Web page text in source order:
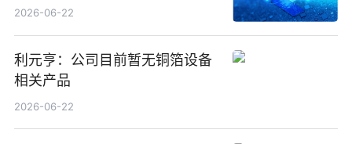
2026-06-22
利元亨：公司目前暂无铜箔设备
相关产品
2026-06-22